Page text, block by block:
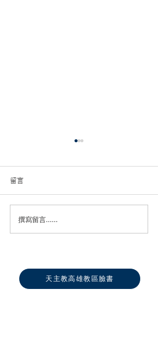
高雄教區2026各堂區慕道
留言
撰寫留言......
天主教高雄教區臉書